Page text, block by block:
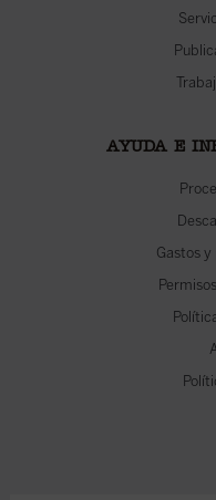
AYUDA E
Gastos